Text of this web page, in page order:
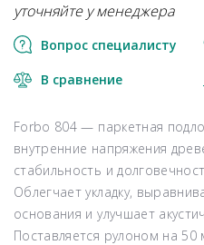
уточняйте у менеджера
Вопрос специалисту
В сравнение
Forbo 804 — паркетная
внутренние напряжения
стабильность и
Облегчает укладку,
основания и улучшает
Поставляется рулоном на 50